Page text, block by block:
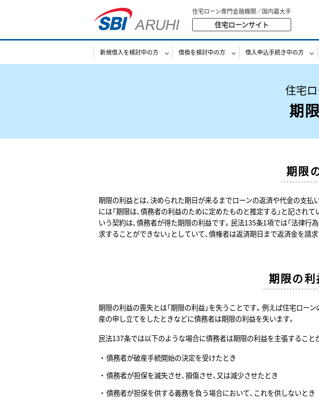
住宅ローン専門金融機関／国内最大手
住宅ローンサイト
新規借入を検討中の方 借換を検討中の方 借入申込手続き中の方
住宅
期
期限
期限の利益とは、決められた期日が来るまでローンの返済や代金の支払
には「期限は、債務者の利益のために定めたものと推定する」と記され
いう契約は、債務者が得た期限の利益です。民法135条1項では「法律行
求することができない」としていて、債権者は返済期日まで返済金を請
期限の
期限の利益の喪失とは「期限の利益」を失うことです。例えば住宅ロー
産の申し立てをしたときなどに債務者は期限の利益を失います。
民法137条では以下のような場合に債務者は期限の利益を主張すること
債務者が破産手続開始の決定を受けたとき
債務者が担保を滅失させ、損傷させ、又は減少させたとき
債務者が担保を供する義務を負う場合において、これを供しないとき